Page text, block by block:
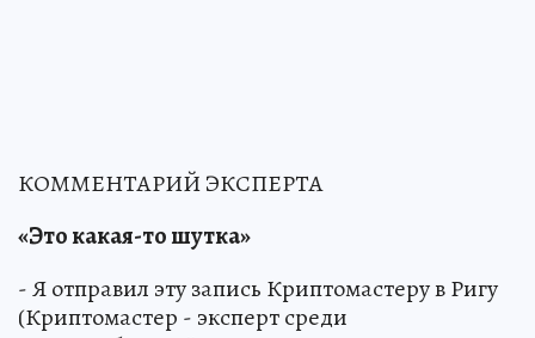
КОММЕНТАРИЙ ЭКСПЕРТА
«Это какая-то шутка»
- Я отправил эту запись Криптомастеру в Ригу
(Криптомастер - эксперт среди